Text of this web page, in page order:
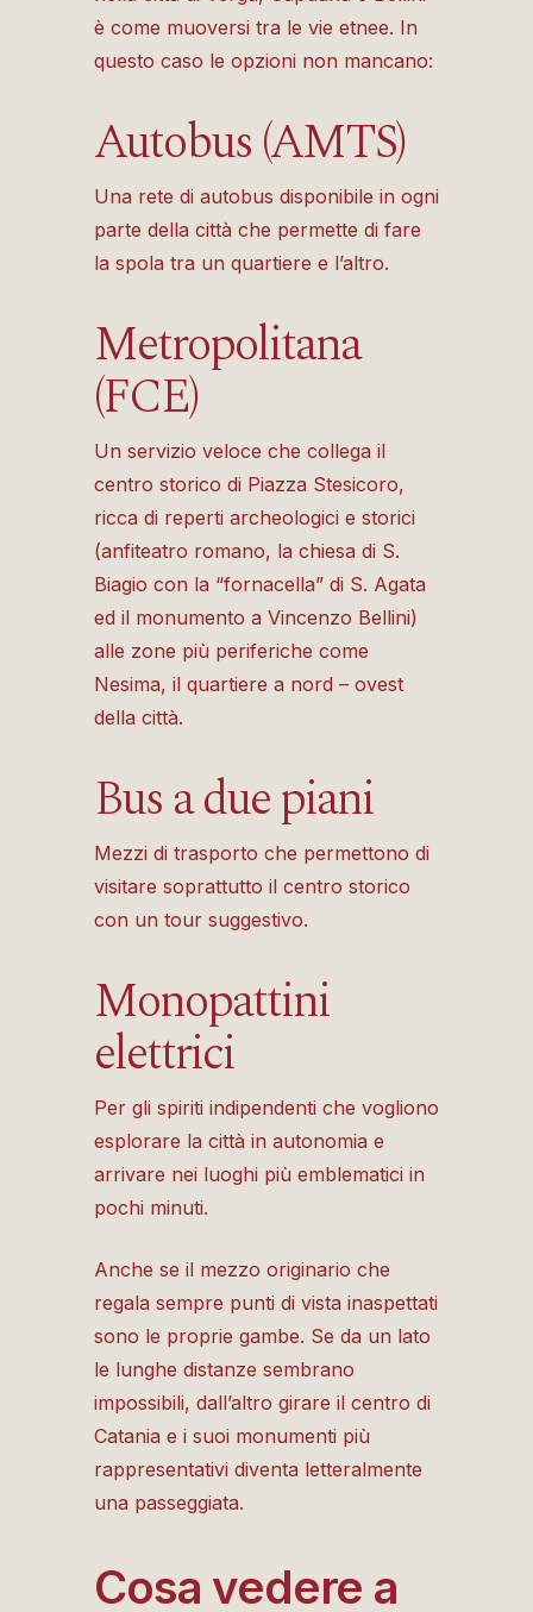
è come muoversi tra le vie etnee. In
questo caso le opzioni non mancano:
Autobus (AMTS)
Una rete di autobus disponibile in ogni
parte della città che permette di fare
la spola tra un quartiere e l’altro.
Metropolitana
(FCE)
Un servizio veloce che collega il
centro storico di Piazza Stesicoro,
ricca di reperti archeologici e storici
(anfiteatro romano, la chiesa di S.
Biagio con la “fornacella” di S. Agata
ed il monumento a Vincenzo Bellini)
alle zone più periferiche come
Nesima, il quartiere a nord – ovest
della città.
Bus a due piani
Mezzi di trasporto che permettono di
visitare soprattutto il centro storico
con un tour suggestivo.
Monopattini
elettrici
Per gli spiriti indipendenti che vogliono
esplorare la città in autonomia e
arrivare nei luoghi più emblematici in
pochi minuti.
Anche se il mezzo originario che
regala sempre punti di vista inaspettati
sono le proprie gambe. Se da un lato
le lunghe distanze sembrano
impossibili, dall’altro girare il centro di
Catania e i suoi monumenti più
rappresentativi diventa letteralmente
una passeggiata.
Cosa vedere a